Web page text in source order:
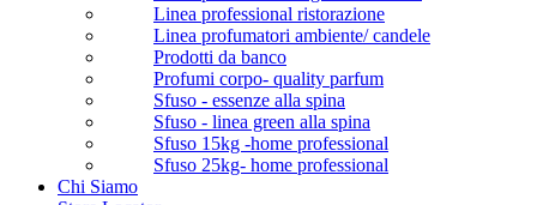
Linea professional ristorazione
Linea profumatori ambiente/ candele
Prodotti da banco
Profumi corpo- quality parfum
Sfuso - essenze alla spina
Sfuso - linea green alla spina
Sfuso 15kg -home professional
Sfuso 25kg- home professional
Chi Siamo